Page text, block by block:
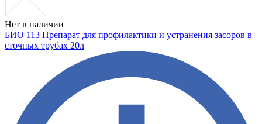
Нет в наличии
БИО 113 Препарат для профилактики и устранения засоров в
сточных трубах 20л